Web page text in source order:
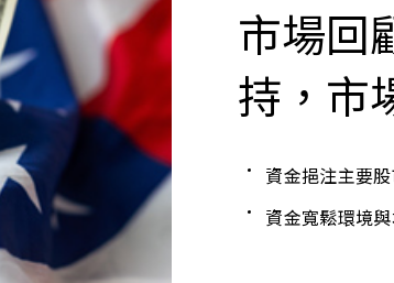
市場回
持，市
資金挹注主要
資金寬鬆環境